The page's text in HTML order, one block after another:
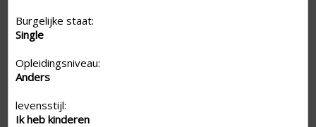
Burgelijke staat:
Single
Opleidingsniveau:
Anders
levensstijl:
Ik heb kinderen